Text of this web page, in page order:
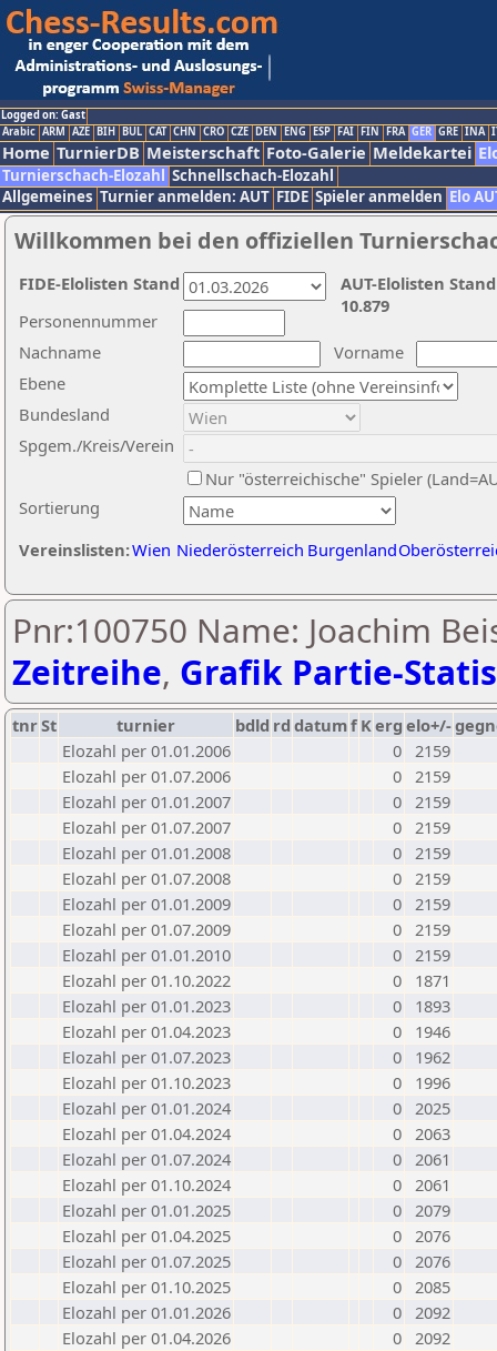
Logged on: Gast
Arabic ARM AZE BIH BUL CAT CHN CRO CZE DEN ENG ESP FAI FIN FRA GER GRE INA
Home TurnierDB Meisterschaft Foto-Galerie Meldekartei
Turnierschach-Elozahl Schnellschach-Elozahl
Allgemeines Turnier anmelden: AUT FIDE Spieler anmelden Elo
Willkommen bei den offiziellen
Nachname
Vorname
Ebene
Sortierung
Personennummer
Bundesland
Spgem./Kreis/Verein
Nur "österreichische" Spieler
Vereinslisten:Wien Niederösterreich Burgenland
AUT-Elolisten
10.879
FIDE-Elolisten Stand
Pnr:100750 Name: Joachim
Zeitreihe, Grafik Partie-
tnrSt turnier bdld rd datumf Kerg elo+/-
Elozahl per 01.01.2006
0 2159
Elozahl per 01.07.2006
0 2159
Elozahl per 01.01.2007
0 2159
Elozahl per 01.07.2007
0 2159
Elozahl per 01.01.2008
0 2159
Elozahl per 01.07.2008
0 2159
Elozahl per 01.01.2009
0 2159
Elozahl per 01.07.2009
0 2159
Elozahl per 01.01.2010
0 2159
Elozahl per 01.10.2022
0
1871
Elozahl per 01.01.2023
0
1893
Elozahl per 01.04.2023
0
1946
Elozahl per 01.07.2023
0
1962
Elozahl per 01.10.2023
0
1996
Elozahl per 01.01.2024
0 2025
Elozahl per 01.04.2024
0 2063
Elozahl per 01.07.2024
0 2061
Elozahl per 01.10.2024
0 2061
Elozahl per 01.01.2025
0 2079
Elozahl per 01.04.2025
0 2076
Elozahl per 01.07.2025
0 2076
Elozahl per 01.10.2025
0 2085
Elozahl per 01.01.2026
0 2092
Elozahl per 01.04.2026
0 2092